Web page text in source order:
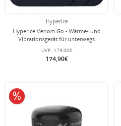
Hyperice
Hyperice Venom Go - Wärme- und
Vibrationsgerät für unterwegs
UVP: 179,00€
174,90€
10% reduziert